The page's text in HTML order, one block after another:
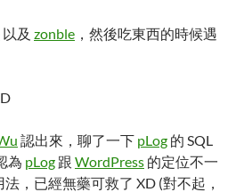
以及 zonble ，然後吃東西的時候遇
認出來，聊了一下 pLog 的 SQL
為 pLog 跟 WordPress 的定位不一
，已經無藥可救了 XD (對不起，